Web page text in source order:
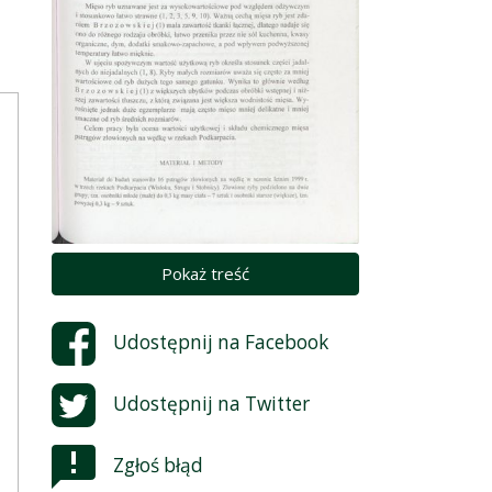
Pokaż treść
Udostępnij na Facebook
Udostępnij na Twitter
Zgłoś błąd